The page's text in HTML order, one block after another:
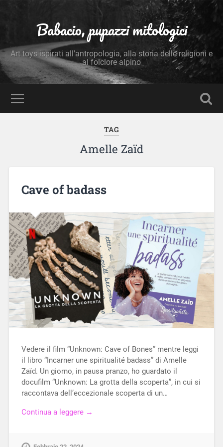
Babacio, pupazzi mitologici
Art toys ispirati all'antropologia, alla storia delle religioni e
al folclore alpino
TAG
Amelle Zaïd
Cave of badass
Vedere il film “Unknown: Cave of Bones” mentre leggi
il libro “Incarner une spiritualité badass” di Amelle
Zaïd. Un giorno, in pausa pranzo, ho guardato il
docufilm “Unknown: La grotta della scoperta”, in cui si
raccontava dell’eccezionale scoperta di un…
Continua a leggere →